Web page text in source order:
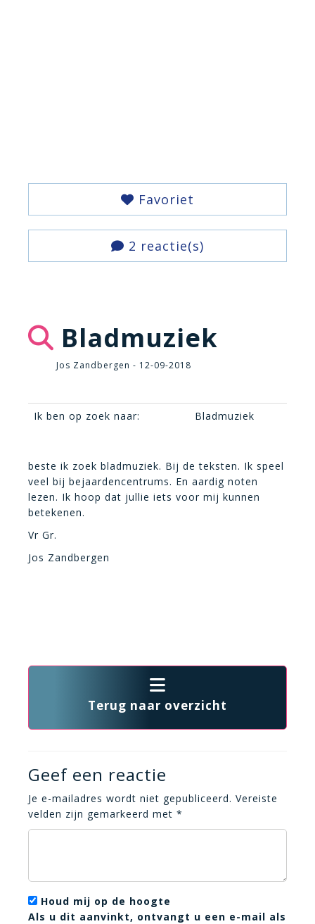
Favoriet
2 reactie(s)
Bladmuziek
Jos Zandbergen - 12-09-2018
Ik ben op zoek naar: Bladmuziek
beste ik zoek bladmuziek. Bij de teksten. Ik speel
veel bij bejaardencentrums. En aardig noten
lezen. Ik hoop dat jullie iets voor mij kunnen
betekenen.
Vr Gr.
Jos Zandbergen
Terug naar overzicht
Geef een reactie
Je e-mailadres wordt niet gepubliceerd. Vereiste
velden zijn gemarkeerd met *
Houd mij op de hoogte
Als u dit aanvinkt, ontvangt u een e-mail als